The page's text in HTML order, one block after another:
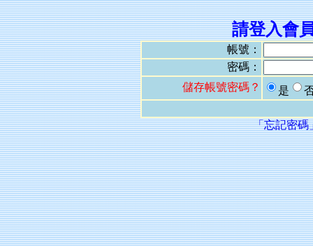
請登入會
帳號：
密碼：
儲存帳號密碼？
是
「忘記密碼